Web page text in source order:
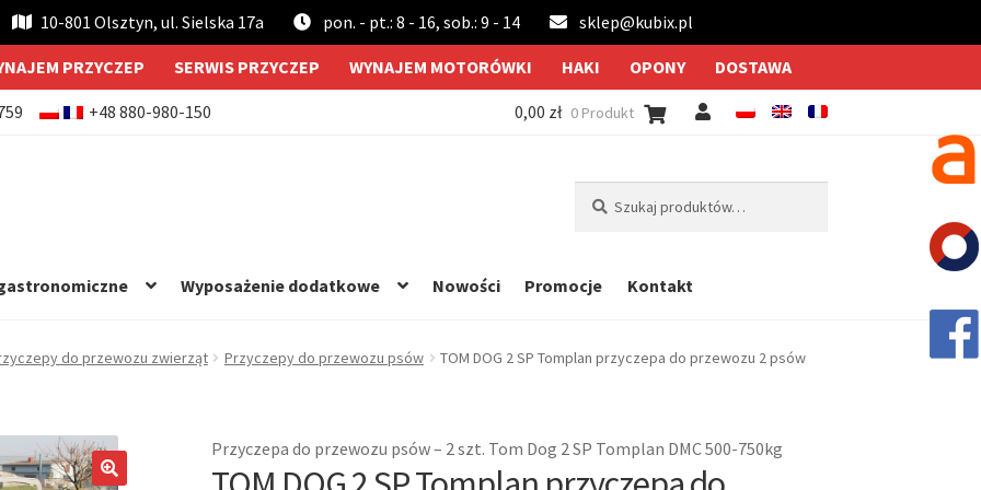
10-801 Olsztyn, ul. Sielska 17a pon. - pt.: 8 - 16, sob.: 9 - 14 sklep@kubix.pl
PRZYCZEP SERWIS PRZYCZEP WYNAJEM MOTORÓWKI HAKI OPONY DOSTAWA
+48 880-980-150 0,00 zł 0 Produkt
Wyposażenie dodatkowe Nowości Promocje Kontakt
do przewozu zwierząt Przyczepy do przewozu psów
TOM DOG 2 SP Tomplan przyczepa do przewozu 2 psów
Przyczepa do przewozu psów – 2 szt. Tom Dog 2 SP Tomplan DMC 500-750kg